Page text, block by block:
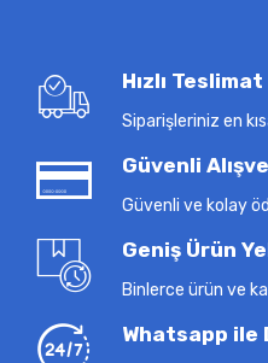
Hızlı Teslimat
Siparişleriniz en
Güvenli
Güvenli ve kolay
Geniş Ürün
Binlerce ürün ve
Whatsapp ile